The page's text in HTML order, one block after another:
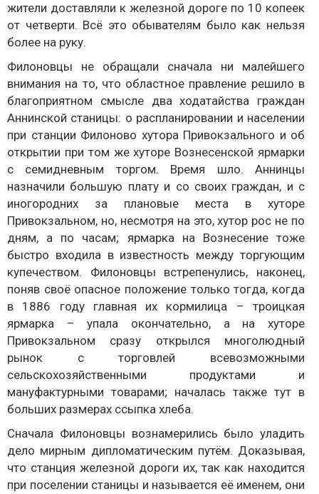
жители доставляли к железной дороге по 10 копеек
от четверти. Всё это обывателям было как нельзя
более на руку.
Филоновцы не обращали сначала ни малейшего
внимания на то, что областное правление решило в
благоприятном смысле два ходатайства граждан
Аннинской станицы: о распланировании и населении
при станции Филоново хутора Привокзального и об
открытии при том же хуторе Вознесенской ярмарки
с семидневным торгом. Время шло. Аннинцы
назначили большую плату и со своих граждан, и с
иногородних за плановые места в хуторе
Привокзальном, но, несмотря на это, хутор рос не по
дням, а по часам; ярмарка на Вознесение тоже
быстро входила в известность между торгующим
купечеством. Филоновцы встрепенулись, наконец,
поняв своё опасное положение только тогда, когда
в 1886 году главная их кормилица – троицкая
ярмарка – упала окончательно, а на хуторе
Привокзальном сразу открылся многолюдный
рынок с торговлей всевозможными
сельскохозяйственными продуктами и
мануфактурными товарами; началась также тут в
больших размерах ссыпка хлеба.
Сначала Филоновцы вознамерились было уладить
дело мирным дипломатическим путём. Доказывая,
что станция железной дороги их, так как находится
при поселении станицы и называется её именем, они